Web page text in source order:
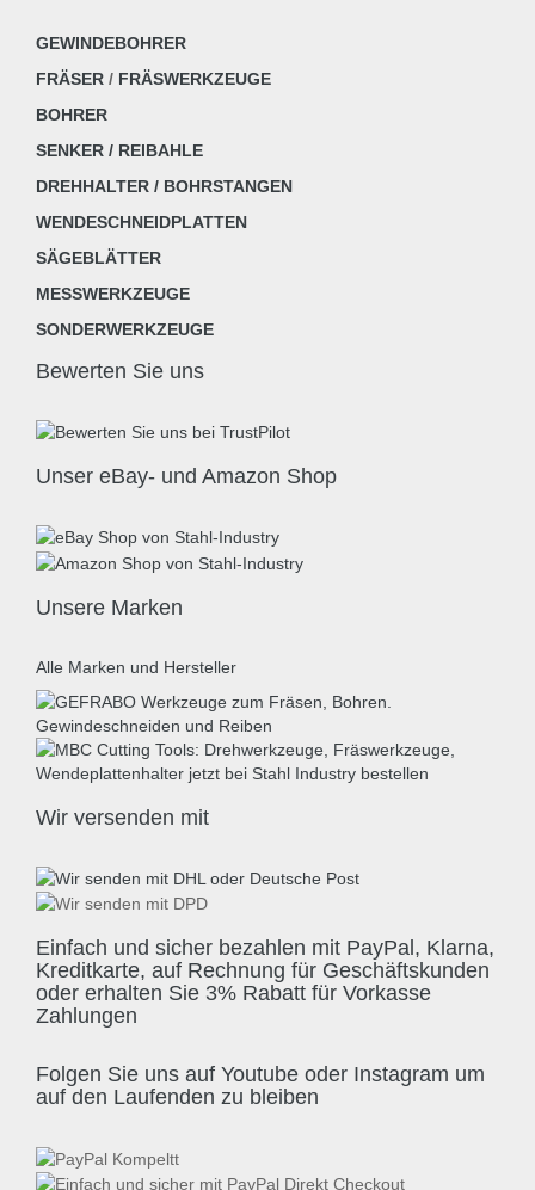
GEWINDEBOHRER
FRÄSER / FRÄSWERKZEUGE
BOHRER
SENKER / REIBAHLE
DREHHALTER / BOHRSTANGEN
WENDESCHNEIDPLATTEN
SÄGEBLÄTTER
MESSWERKZEUGE
SONDERWERKZEUGE
Bewerten Sie uns
Unser eBay- und Amazon Shop
Unsere Marken
Alle Marken und Hersteller
Wir versenden mit
Einfach und sicher bezahlen mit PayPal, Klarna,
Kreditkarte, auf Rechnung für Geschäftskunden
oder erhalten Sie 3% Rabatt für Vorkasse
Zahlungen
Folgen Sie uns auf Youtube oder Instagram um
auf den Laufenden zu bleiben